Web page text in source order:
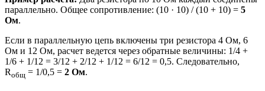
параллельно. Общее сопротивление: (10 · 10) / (10 + 10) = 5
Ом.
Если в параллельную цепь включены три резистора 4 Ом, 6
Ом и 12 Ом, расчет ведется через обратные величины: 1/4 +
1/6 + 1/12 = 3/12 + 2/12 + 1/12 = 6/12 = 0,5. Следовательно,
Rобщ = 1/0,5 = 2 Ом.